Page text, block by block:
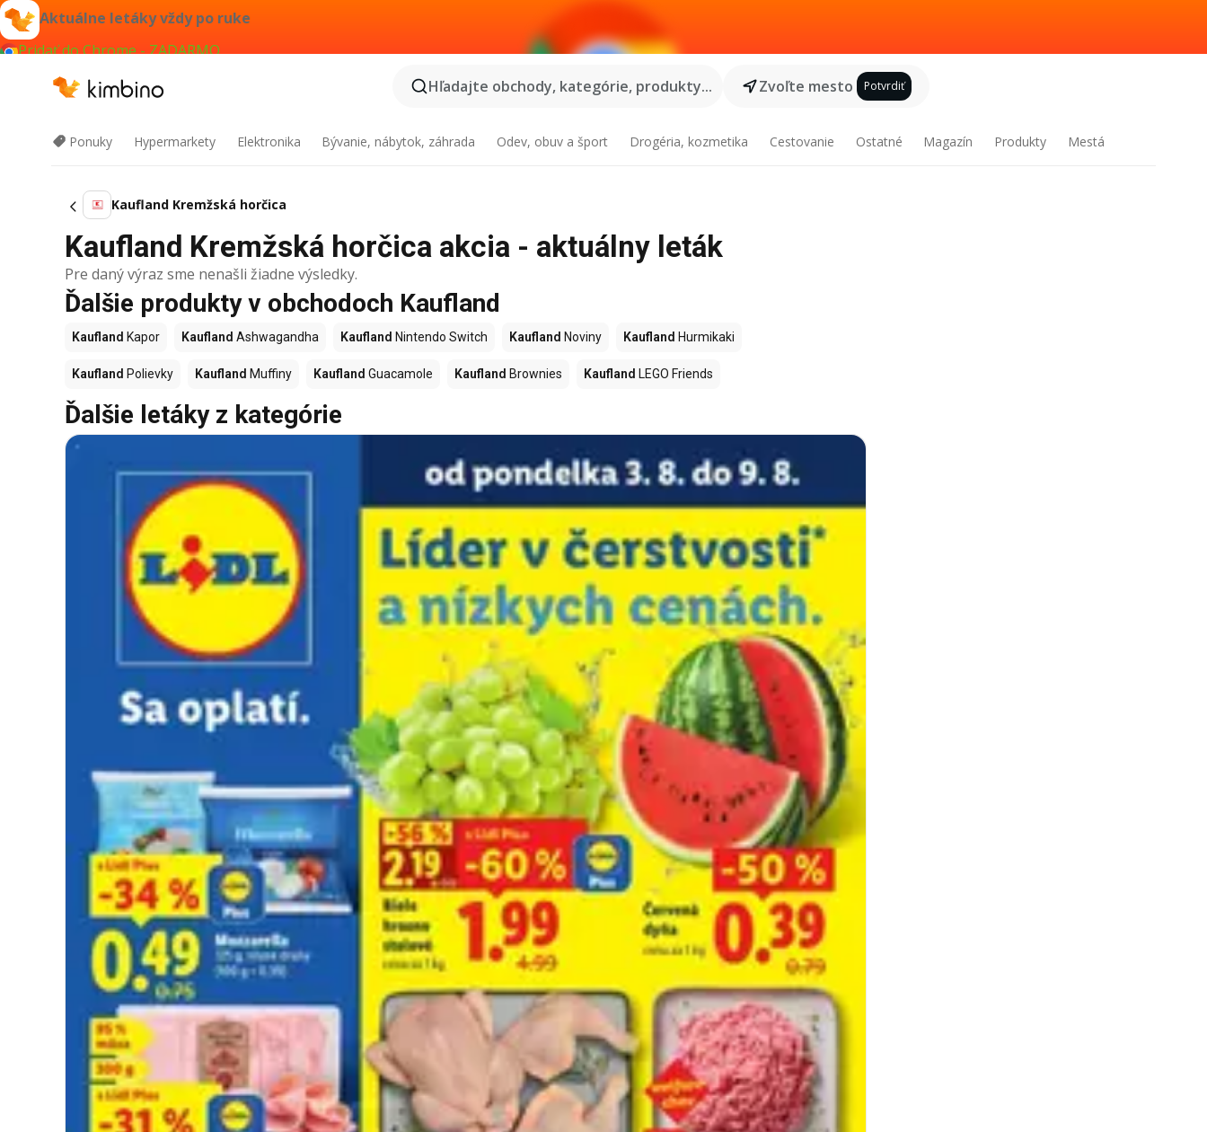
Aktuálne letáky vždy po ruke
Pridať do Chrome - ZADARMO
Hľadajte obchody, kategórie, produkty...
Zvoľte mesto Potvrdiť
Ponuky Hypermarkety Elektronika Bývanie, nábytok, záhrada Odev, obuv a šport Drogéria, kozmetika Cestovanie Ostatné Magazín Produkty Mestá
Kaufland Kremžská horčica
Kaufland Kremžská horčica akcia - aktuálny leták
Pre daný výraz sme nenašli žiadne výsledky.
Ďalšie produkty v obchodoch Kaufland
Kaufland Kapor Kaufland Ashwagandha Kaufland Nintendo Switch Kaufland Noviny Kaufland Hurmikaki
Kaufland Polievky Kaufland Muffiny Kaufland Guacamole Kaufland Brownies Kaufland LEGO Friends
Ďalšie letáky z kategórie